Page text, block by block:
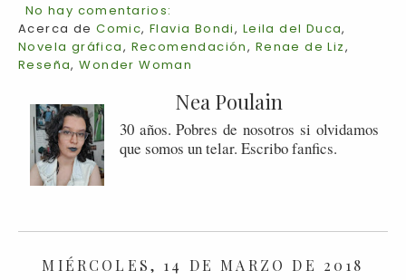
No hay comentarios:
Acerca deComic, Flavia Bondi, Leila del Duca,
Novela gráfica, Recomendación, Renae de Liz,
Reseña,Wonder Woman
Nea Poulain
30 años. Pobres de nosotros si olvidamos
que somos un telar. Escribo fanfics.
MIÉRCOLES, 14 DE MARZO DE 2018